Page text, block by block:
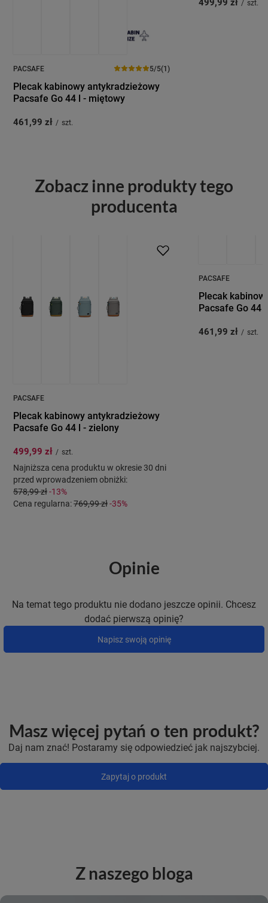
PACSAFE 5/5(1)
Plecak kabinowy antykradzieżowy
Pacsafe Go 44 l - miętowy
461,99 zł / szt.
/ szt.
Zobacz inne produkty tego
producenta
PACSAFE
Plecak kabinowy antykradzieżowy
Pacsafe Go 44 l - zielony
499,99 zł / szt.
Najniższa cena produktu w okresie 30 dni
przed wprowadzeniem obniżki:
578,99 zł-13%
Cena regularna:769,99 zł-35%
PACSAFE
Plecak
Pacsafe Go 44
461,99 zł / szt.
Opinie
Na temat tego produktu nie dodano jeszcze opinii. Chcesz
dodać pierwszą opinię?
Napisz swoją opinię
Masz więcej pytań o ten produkt?
Daj nam znać! Postaramy się odpowiedzieć jak najszybciej.
Zapytaj o produkt
Z naszego bloga